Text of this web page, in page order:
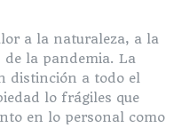
a la naturaleza, a la
de la pandemia. La
distinción a todo el
lo frágiles que
en lo personal como